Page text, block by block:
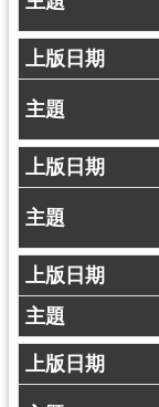
h
私
權
策
網
站
全
政
策
政
府